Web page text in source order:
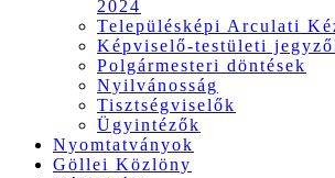
2024
Településképi Arculati
Képviselő-testületi
Polgármesteri döntések
Nyilvánosság
Tisztségviselők
Ügyintézők
Nyomtatványok
Göllei Közlöny